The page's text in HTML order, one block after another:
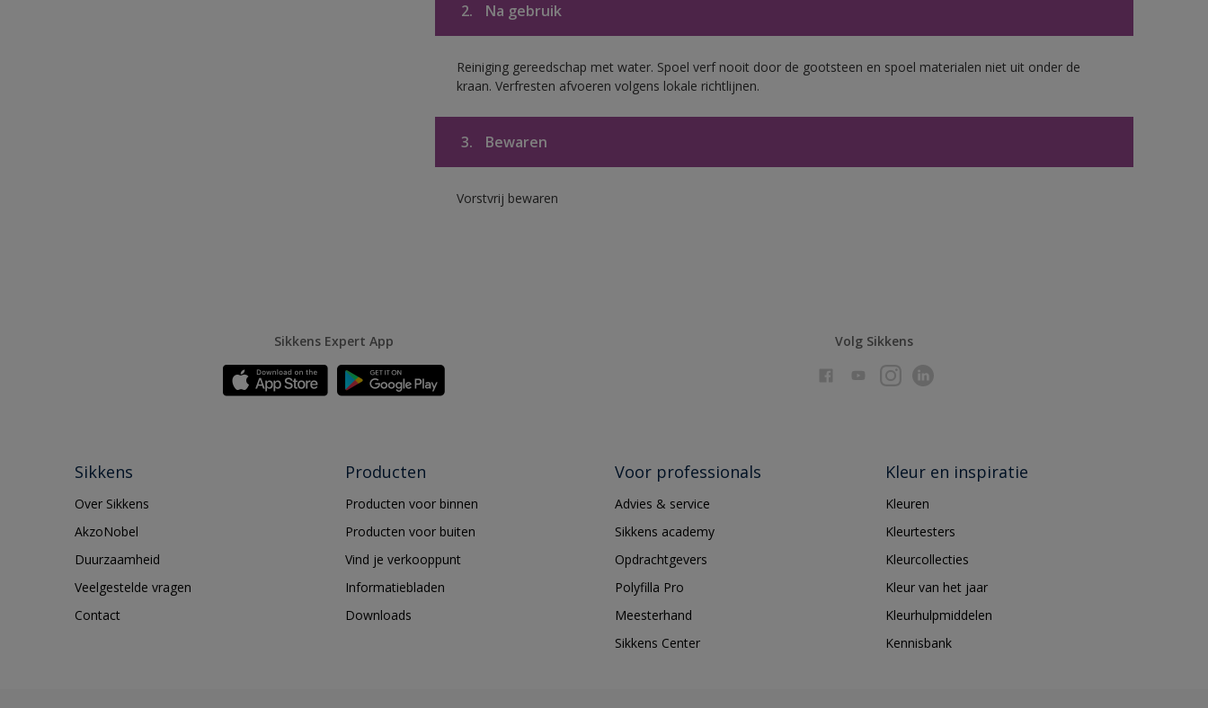
2. Na gebruik
Reiniging gereedschap met water. Spoel verf nooit door de gootsteen en spoel materialen niet uit onder de
kraan. Verfresten afvoeren volgens lokale richtlijnen.
3. Bewaren
Vorstvrij bewaren
Sikkens Expert App Volg Sikkens
Sikkens
Over Sikkens
AkzoNobel
Duurzaamheid
Veelgestelde vragen
Contact
Producten
Producten voor binnen
Producten voor buiten
Vind je verkooppunt
Informatiebladen
Downloads
Voor professionals
Advies & service
Sikkens academy
Opdrachtgevers
Polyfilla Pro
Meesterhand
Sikkens Center
Kleur en inspiratie
Kleuren
Kleurtesters
Kleurcollecties
Kleur van het jaar
Kleurhulpmiddelen
Kennisbank